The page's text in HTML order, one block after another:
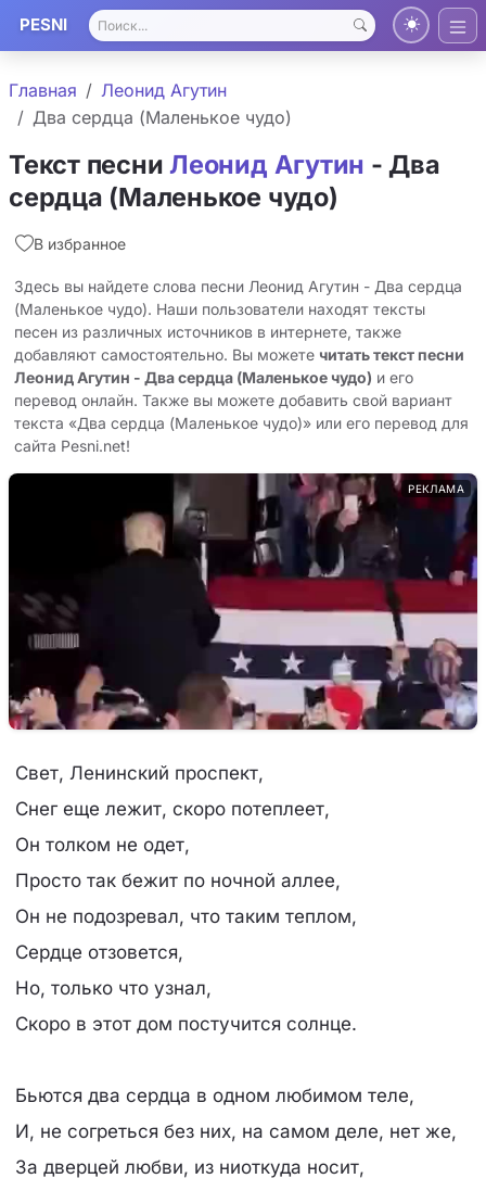
PESNI
Главная
Леонид Агутин
Два сердца (Маленькое чудо)
Текст песниЛеонид Агутин - Два
сердца (Маленькое чудо)
В избранное
Здесь вы найдете слова песни Леонид Агутин - Два сердца
(Маленькое чудо). Наши пользователи находят тексты
песен из различных источников в интернете, также
добавляют самостоятельно. Вы можете читать текст песни
Леонид Агутин - Два сердца (Маленькое чудо) и его
перевод онлайн. Также вы можете добавить свой вариант
текста «Два сердца (Маленькое чудо)» или его перевод для
сайта Pesni.net!
РЕКЛАМА
Свет, Ленинский проспект,
Снег еще лежит, скоро потеплеет,
Он толком не одет,
Просто так бежит по ночной аллее,
Он не подозревал, что таким теплом,
Сердце отзовется,
Но, только что узнал,
Скоро в этот дом постучится солнце.
Бьются два сердца в одном любимом теле,
И, не согреться без них, на самом деле, нет же,
За дверцей любви, из ниоткуда носит,